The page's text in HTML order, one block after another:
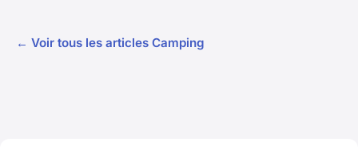
← Voir tous les articles Camping